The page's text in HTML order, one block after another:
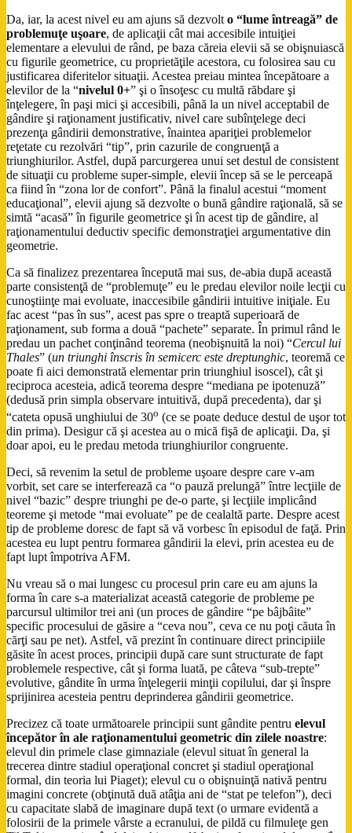
Da, iar, la acest nivel eu am ajuns să dezvolt o “lume întreagă” de
problemuţe uşoare, de aplicaţii cât mai accesibile intuiţiei
elementare a elevului de rând, pe baza căreia elevii să se obişnuiască
cu figurile geometrice, cu proprietăţile acestora, cu folosirea sau cu
justificarea diferitelor situaţii. Acestea preiau mintea începătoare a
elevilor de la “nivelul 0+” şi o însoţesc cu multă răbdare şi
înţelegere, în paşi mici şi accesibili, până la un nivel acceptabil de
gândire şi raţionament justificativ, nivel care subînţelege deci
prezenţa gândirii demonstrative, înaintea apariţiei problemelor
reţetate cu rezolvări “tip”, prin cazurile de congruenţă a
triunghiurilor. Astfel, după parcurgerea unui set destul de consistent
de situaţii cu probleme super-simple, elevii încep să se le perceapă
ca fiind în “zona lor de confort”. Până la finalul acestui “moment
educaţional”, elevii ajung să dezvolte o bună gândire raţională, să se
simtă “acasă” în figurile geometrice şi în acest tip de gândire, al
raţionamentului deductiv specific demonstraţiei argumentative din
geometrie.
Ca să finalizez prezentarea începută mai sus, de-abia după această
parte consistenţă de “problemuţe” eu le predau elevilor noile lecţii cu
cunoştiinţe mai evoluate, inaccesibile gândirii intuitive iniţiale. Eu
fac acest “pas în sus”, acest pas spre o treaptă superioară de
raţionament, sub forma a două “pachete” separate. În primul rând le
predau un pachet conţinând teorema (neobişnuită la noi) “Cercul lui
Thales” (un triunghi înscris în semicerc este dreptunghic, teoremă ce
poate fi aici demonstrată elementar prin triunghiul isoscel), cât şi
reciproca acesteia, adică teorema despre “mediana pe ipotenuză”
(dedusă prin simpla observare intuitivă, după precedenta), dar şi
“cateta opusă unghiului de 30o (ce se poate deduce destul de uşor tot
din prima). Desigur că şi acestea au o mică fişă de aplicaţii. Da, şi
doar apoi, eu le predau metoda triunghiurilor congruente.
Deci, să revenim la setul de probleme uşoare despre care v-am
vorbit, set care se interferează ca “o pauză prelungă” între lecţiile de
nivel “bazic” despre triunghi pe de-o parte, şi lecţiile implicând
teoreme şi metode “mai evoluate” pe de cealaltă parte. Despre acest
tip de probleme doresc de fapt să vă vorbesc în episodul de faţă. Prin
acestea eu lupt pentru formarea gândirii la elevi, prin acestea eu de
fapt lupt împotriva AFM.
Nu vreau să o mai lungesc cu procesul prin care eu am ajuns la
forma în care s-a materializat această categorie de probleme pe
parcursul ultimilor trei ani (un proces de gândire “pe bâjbâite”
specific procesului de găsire a “ceva nou”, ceva ce nu poţi căuta în
cărţi sau pe net). Astfel, vă prezint în continuare direct principiile
găsite în acest proces, principii după care sunt structurate de fapt
problemele respective, cât şi forma luată, pe câteva “sub-trepte”
evolutive, gândite în urma înţelegerii minţii copilului, dar şi înspre
sprijinirea acesteia pentru deprinderea gândirii geometrice.
Precizez că toate următoarele principii sunt gândite pentru elevul
începător în ale raţionamentului geometric din zilele noastre:
elevul din primele clase gimnaziale (elevul situat în general la
trecerea dintre stadiul operaţional concret şi stadiul operaţional
formal, din teoria lui Piaget); elevul cu o obişnuinţă nativă pentru
imagini concrete (obţinută duă atâţia ani de “stat pe telefon”), deci
cu capacitate slabă de imaginare după text (o urmare evidentă a
folosirii de la primele vârste a ecranului, de pildă cu filmuleţe gen